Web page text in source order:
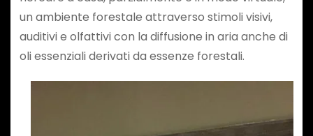
un ambiente forestale attraverso stimoli visivi,
auditivi e olfattivi con la diffusione in aria anche di
oli essenziali derivati da essenze forestali.